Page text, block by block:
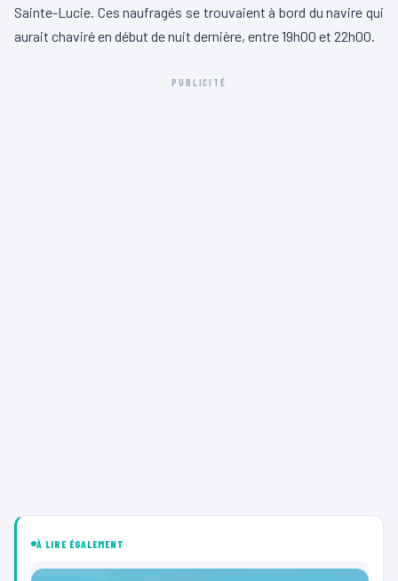
Sainte-Lucie. Ces naufragés se trouvaient à bord du navire qui
aurait chaviré en début de nuit dernière, entre 19h00 et 22h00.
PUBLICITÉ
À LIRE ÉGALEMENT